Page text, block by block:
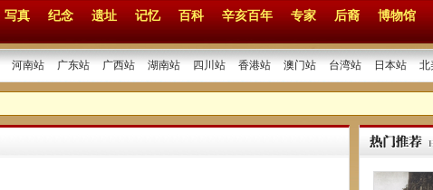
写真 纪念 遗址 记忆 百科 辛亥百年 专家 后裔 博物馆
河南站 广东站 广西站 湖南站 四川站 香港站 澳门站 台湾站 日本站 北